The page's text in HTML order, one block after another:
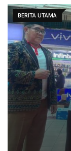
BERITA UTAMA